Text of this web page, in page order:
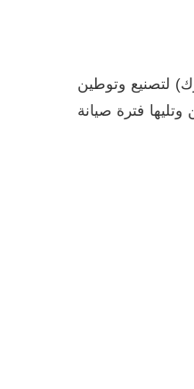
لتصنيع وتوطين
ضمان لمدة عامين وتليها فترة صيانة